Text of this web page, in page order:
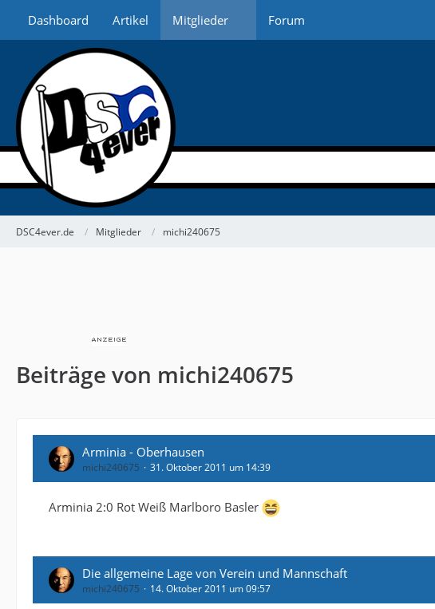
Dashboard Artikel Mitglieder Forum
DSC4ever.de Mitglieder michi240675
Beiträge von michi240675
Arminia - Oberhausen
michi240675 31. Oktober 2011 um 14:39
Arminia 2:0 Rot Weiß Marlboro Basler
Die allgemeine Lage von Verein und Mannschaft
michi240675 14. Oktober 2011 um 09:57